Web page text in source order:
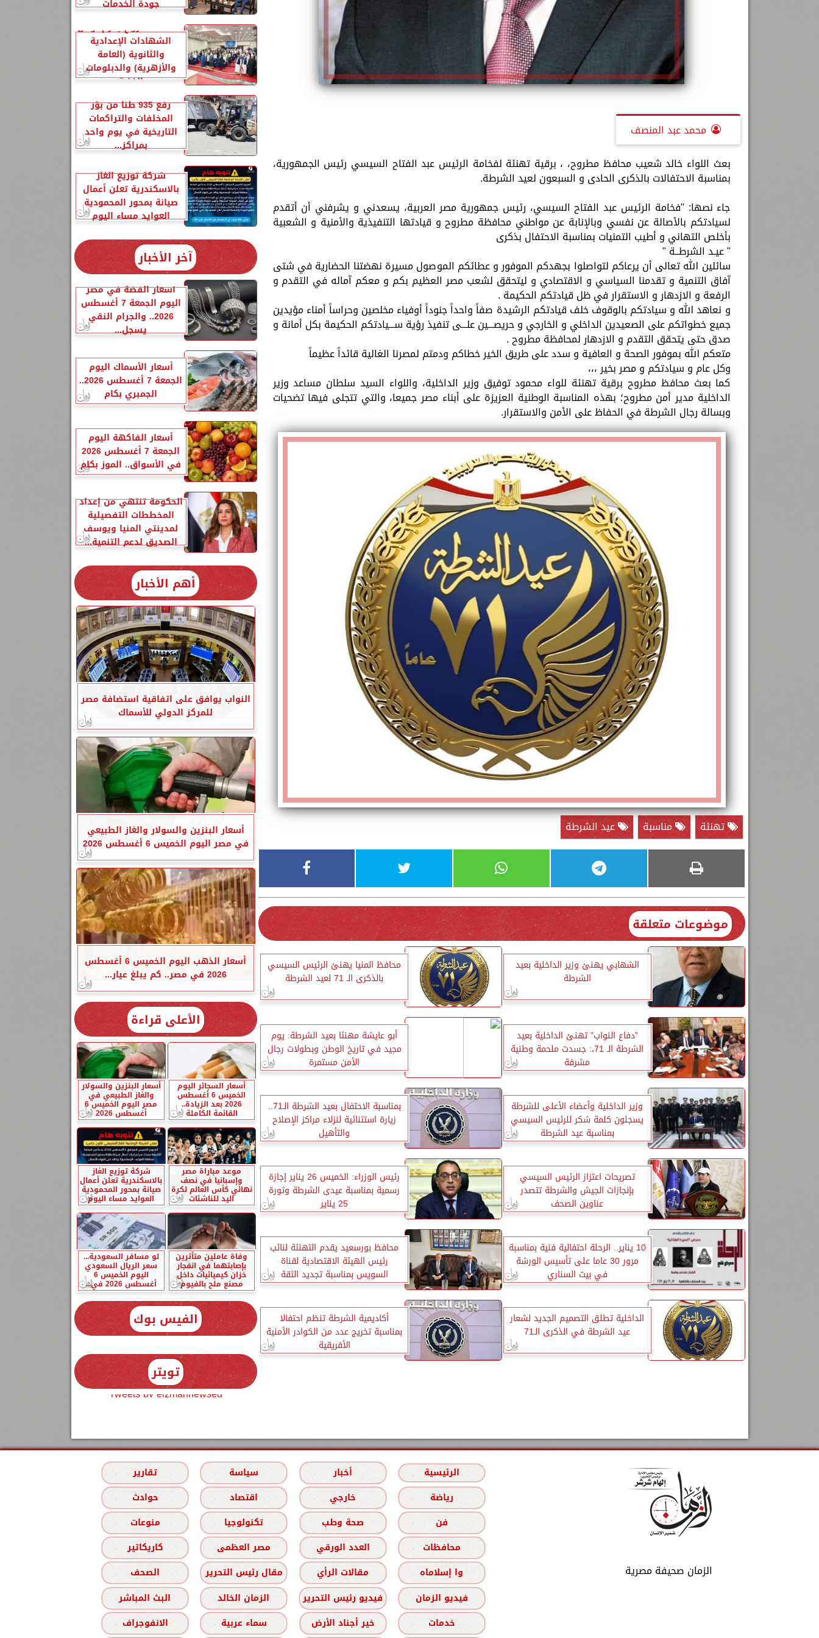
محمد عبد المنصف
بعث اللواء خالد شعيب محافظ مطروح، ، برقية تهنئة لفخامة الرئيس عبد الفتاح السيسي رئيس الجمهورية،
بمناسبة الاحتفالات بالذكرى الحادى و السبعون لعيد الشرطة.
جاء نصها: "فخامة الرئيس عبد الفتاح السيسي، رئيس جمهورية مصر العربية، يسعدني و يشرفني أن أتقدم
لسيادتكم بالأصالة عن نفسي وبالإنابة عن مواطني محافظة مطروح و قيادتها التنفيذية والأمنية و الشعبية
بأخلص التهاني و أطيب التمنيات بمناسبة الاحتفال بذكرى
" عيـد الشرطــة "
سائلين الله تعالى أن يرعاكم لتواصلوا بجهدكم الموفور و عطائكم الموصول مسيرة نهضتنا الحضارية في شتى
آفاق التنمية و تقدمنا السياسي و الاقتصادي و ليتحقق لشعب مصر العظيم بكم و معكم آماله في التقدم و
الرفعة و الازدهار و الاستقرار في ظل قيادتكم الحكيمة .
و نعاهد الله و سيادتكم بالوقوف خلف قيادتكم الرشيدة صفاً واحداً جنوداً أوفياء مخلصين وحراساً أمناء مؤيدين
جميع خطواتكم على الصعيدين الداخلي و الخارجي و حريصـــين علـــى تنفيذ رؤية ســـيادتكم الحكيمة بكل أمانة و
صدق حتى يتحقق التقدم و الازدهار لمحافظة مطروح .
متعكم الله بموفور الصحة و العافية و سدد على طريق الخير خطاكم ودمتم لمصرنا الغالية قائداً عظيماً
وكل عام و سيادتكم و مصر بخير ،،،
كما بعث محافظ مطروح برقية تهنئة للواء محمود توفيق وزير الداخلية، واللواء السيد سلطان مساعد وزير
الداخلية مدير أمن مطروح؛ بهذه المناسبة الوطنية العزيزة على أبناء مصر جميعا، والتي تتجلى فيها تضحيات
وبسالة رجال الشرطة في الحفاظ على الأمن والاستقرار.
تهنئة مناسبة عيد الشرطة
موضوعات متعلقة
الشهابي يهنئ وزير الداخلية بعيد
الشرطة
محافظ المنيا يهنئ الرئيس السيسي
بالذكرى الـ 71 لعيد الشرطة
”دفاع النواب” تهنئ الداخلية بعيد
الشرطة الـ 71،: جسدت ملحمة وطنية
مشرفة
أبو عايشة مهنئا بعيد الشرطة: يوم
مجيد في تاريخ الوطن وبطولات رجال
الأمن مستمرة
وزير الداخلية وأعضاء الأعلى للشرطة
يسجلون كلمة شكر للرئيس السيسي
بمناسبة عيد الشرطة
بمناسبة الاحتفال بعيد الشرطة الـ71..
زيارة استثنائية لنزلاء مراكز الإصلاح
والتأهيل
تصريحات اعتزاز الرئيس السيسي
بإنجازات الجيش والشرطة تتصدر
عناوين الصحف
رئيس الوزراء: الخميس 26 يناير إجازة
رسمية بمناسبة عيدى الشرطة وثورة
25 يناير
10 يناير.. الرحلة احتفالية فنية بمناسبة
مرور 30 عاما على تأسيس الورشة
في بيت السناري
محافظ بورسعيد يقدم التهنئة لنائب
رئيس الهيئة الاقتصادية لقناة
السويس بمناسبة تجديد الثقة
الداخلية تطلق التصميم الجديد لشعار
عيد الشرطة في الذكرى الـ71
أكاديمية الشرطة تنظم احتفالا
بمناسبة تخريج عدد من الكوادر الأمنية
الأفريقية
جودة الخدمات
محافظ مطروح يكرم أوائل
الشهادات الإعدادية
والثانوية (العامة
والأزهرية) والدبلومات
الفنية
رفع 935 طنًا من بؤر
المخلفات والتراكمات
التاريخية في يوم واحد
بمراكز...
شركة توزيع الغاز
بالاسكندرية تعلن أعمال
صيانة بمحور المحمودية
العوايد مساء اليوم
آخر الأخبار
أسعار الفضة في مصر
اليوم الجمعة 7 أغسطس
2026.. والجرام النقي
يسجل...
أسعار الأسماك اليوم
الجمعة 7 أغسطس 2026..
الجمبري بكام
أسعار الفاكهة اليوم
الجمعة 7 أغسطس 2026
في الأسواق.. الموز بكام
الحكومة تنتهي من إعداد
المخططات التفصيلية
لمدينتي المنيا ويوسف
الصديق لدعم التنمية...
أهم الأخبار
النواب يوافق على اتفاقية استضافة مصر
للمركز الدولي للأسماك
أسعار البنزين والسولار والغاز الطبيعي
في مصر اليوم الخميس 6 أغسطس 2026
أسعار الذهب اليوم الخميس 6 أغسطس
2026 في مصر.. كم يبلغ عيار...
الأعلى قراءة
أسعار السجائر اليوم
الخميس 6 أغسطس
2026 بعد الزيادة..
القائمة الكاملة
أسعار البنزين والسولار
والغاز الطبيعي في
مصر اليوم الخميس 6
أغسطس 2026
موعد مباراة مصر
وإسبانيا في نصف
نهائي كأس العالم لكرة
اليد للناشئات
شركة توزيع الغاز
بالاسكندرية تعلن أعمال
صيانة بمحور المحمودية
العوايد مساء اليوم
وفاة عاملين متأثرين
بإصابتهما في انفجار
خزان كيميائيات داخل
مصنع ملح بالفيوم
لو مسافر السعودية...
سعر الريال السعودي
اليوم الخميس 6
أغسطس 2026 في...
الفيس بوك
تويتر
Tweets by elzmannewseg
الزمان صحيفة مصرية
الرئيسية أخبار سياسة
تقارير
رياضة
خارجي اقتصاد
حوادث
فن
صحة وطب تكنولوجيا
منوعات
محافظات
العدد الورقي مصر العظمى
كاريكاتير
وا إسلاماه
مقالات الرأي مقال رئيس التحرير
الصحف
فيديو الزمان
فيديو رئيس التحرير الزمان الخالد
البث المباشر
خدمات
خير أجناد الأرض سماء عربية الانفوجراف